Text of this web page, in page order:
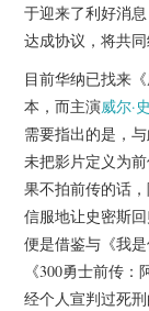
杂七杂八
美剧英剧
电影档期
推荐电影
于迎来了利好消
达成协议，将共
目前华纳已找来
本，而主演威尔·
需要指出的是，
未把影片定义为
果不拍前传的话
信服地让史密斯
便是借鉴与《我
《300勇士前传
经个人宣判过死